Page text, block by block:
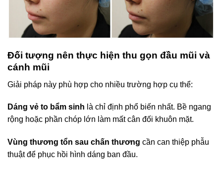
Đối tượng nên thực hiện thu gọn đầu mũi và
cánh mũi
Giải pháp này phù hợp cho nhiều trường hợp cụ thể:
Dáng vẻ to bẩm sinh là chỉ định phổ biến nhất. Bề ngang
rộng hoặc phần chóp lớn làm mất cân đối khuôn mặt.
Vùng thương tổn sau chấn thương cần can thiệp phẫu
thuật để phục hồi hình dáng ban đầu.